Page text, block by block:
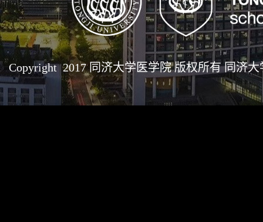
Copyright 2017 同济大学医学院 版权所有 同济